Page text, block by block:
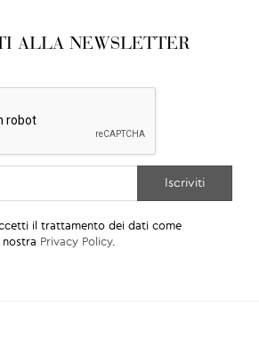
ALLA NEWSLETTER
il trattamento dei dati come
nostra Privacy Policy.